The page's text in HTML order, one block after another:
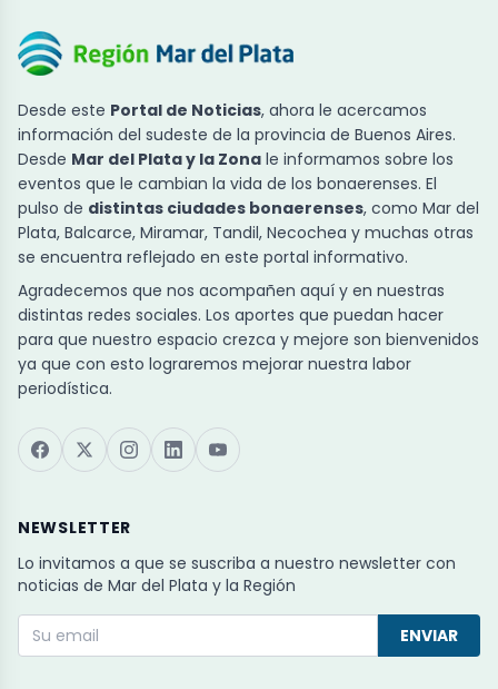
Desde este Portal de Noticias, ahora le acercamos
información del sudeste de la provincia de Buenos Aires.
Desde Mar del Plata y la Zona le informamos sobre los
eventos que le cambian la vida de los bonaerenses. El
pulso de distintas ciudades bonaerenses, como Mar del
Plata, Balcarce, Miramar, Tandil, Necochea y muchas otras
se encuentra reflejado en este portal informativo.
Agradecemos que nos acompañen aquí y en nuestras
distintas redes sociales. Los aportes que puedan hacer
para que nuestro espacio crezca y mejore son bienvenidos
ya que con esto lograremos mejorar nuestra labor
periodística.
NEWSLETTER
Lo invitamos a que se suscriba a nuestro newsletter con
noticias de Mar del Plata y la Región
ENVIAR